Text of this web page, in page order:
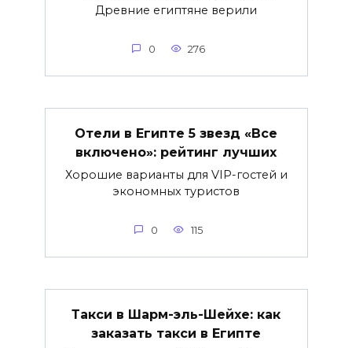
Древние египтяне верили
0 276
Отели в Египте 5 звезд «Все
включено»: рейтинг лучших
Хорошие варианты для VIP-гостей и
экономных туристов
0 115
Такси в Шарм-эль-Шейхе: как
заказать такси в Египте